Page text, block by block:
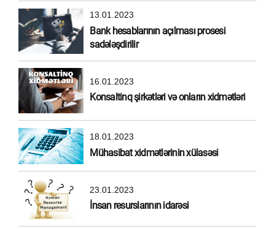
13.01.2023
Bank hesablarının açılması prosesi
sadələşdirilir
16.01.2023
Konsaltinq şirkətləri və onların xidmətləri
18.01.2023
Mühasibat xidmətlərinin xülasəsi
23.01.2023
İnsan resurslarının idarəsi